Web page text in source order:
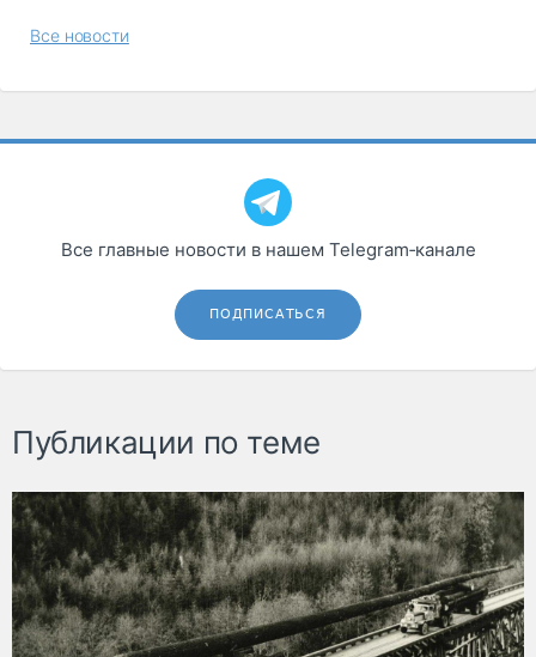
Все новости
Все главные новости в нашем Telegram‑канале
ПОДПИСАТЬСЯ
Публикации по теме